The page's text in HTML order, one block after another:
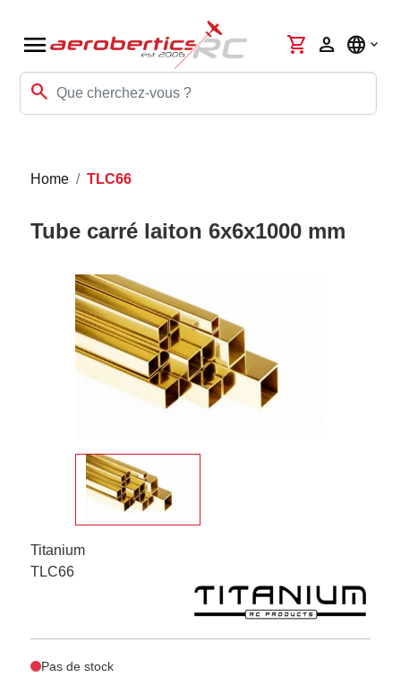
menu
search
shopping_cart person language
Home TLC66
Tube carré laiton 6x6x1000 mm
Titanium
TLC66
Pas de stock